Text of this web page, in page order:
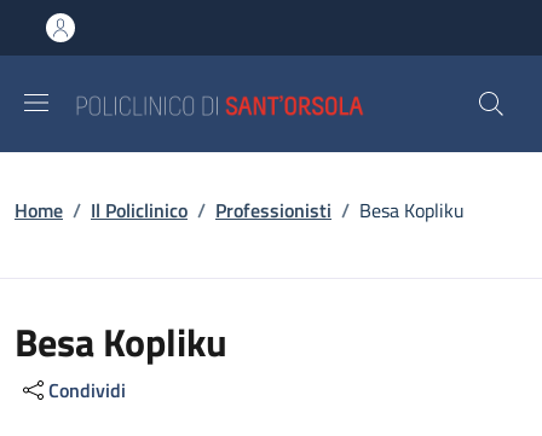
al contenuto principale
to footer content
Briciole di pane
Home / Il Policlinico / Professionisti / Besa Kopliku
Besa Kopliku
Condividi